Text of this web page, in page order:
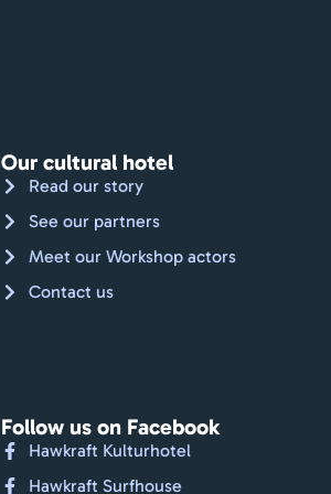
Our cultural hotel
Read our story
See our partners
Meet our Workshop actors
Contact us
Follow us on Facebook
Hawkraft Kulturhotel
Hawkraft Surfhouse